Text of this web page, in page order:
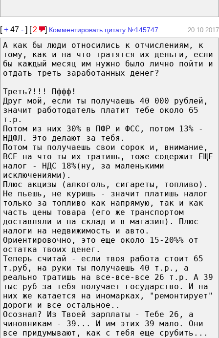
[+ 47 - ] [ 2 ] Комментировать цитату №145747 20.10.2017
А как бы люди относились к отчислениям, к
тому, как и на что тратятся их деньги, если
бы каждый месяц им нужно было лично пойти и
отдать треть заработанных денег?
Треть?!!! Пффф!
Друг мой, если ты получаешь 40 000 рублей,
значит работодатель платит тебе около 65
т.р.
Потом из них 30% в ПФР и ФСС, потом 13% -
НДФЛ. Это делают за тебя.
Потом ты получаешь свои сорок и, внимание,
ВСЕ на что ты их тратишь, тоже содержит ЕЩЕ
налог - НДС 18%(ну, за маленькими
исключениями).
Плюс акцизы (алкоголь, сигареты, топливо).
Не пьешь, не куришь - значит платишь налог
только за топливо как напрямую, так и как
часть цены товара (его же транспортом
доставляли и на склад и в магазин). Плюс
налоги на недвижимость и авто.
Ориентировочно, это еще около 15-20%% от
остатка твоих денег.
Теперь считай - если твоя работа стоит 65
т.руб, на руки ты получаешь 40 т.р., а
реально тратишь на все-все-все 26 т.р. А 39
тыс руб за тебя получает государство. И на
них же катается на иномарках, "ремонтирует"
дороги и все остальное..
Осознал? Из Твоей зарплаты - Тебе 26, а
чиновникам - 39... И им этих 39 мало. Они
все придумывают, как с тебя еще срубить...